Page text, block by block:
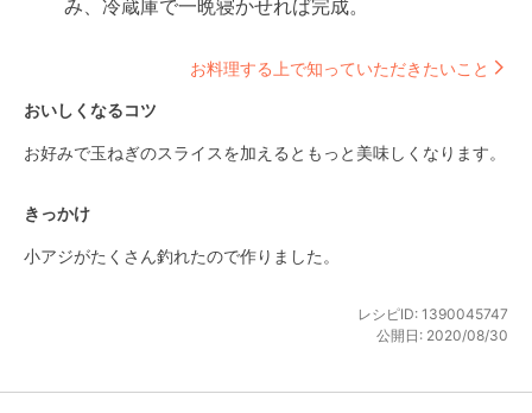
み、冷蔵庫で一晩寝かせれば完成。
お料理する上で知っていただきたいこと
おいしくなるコツ
お好みで玉ねぎのスライスを加えるともっと美味しくなります。
きっかけ
小アジがたくさん釣れたので作りました。
レシピID: 1390045747
公開日: 2020/08/30